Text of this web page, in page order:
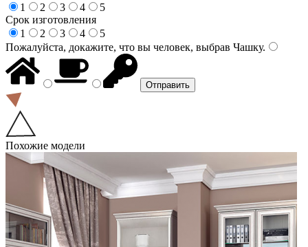
1
2 3 4
5
Срок изготовления
1
2 3 4
5
Пожалуйста, докажите, что вы человек, выбрав Чашку.
Похожие модели